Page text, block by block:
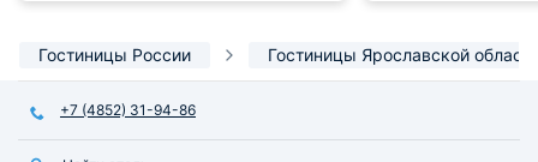
Гостиницы России Гостиницы Ярославской
+7 (4852) 31-94-86